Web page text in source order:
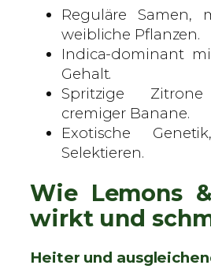
Reguläre Samen,
weibliche Pflanzen.
Indica-dominant
Gehalt.
Spritzige
cremiger Banane.
Exotische
Selektieren.
Wie Lemons
wirkt und
Heiter und